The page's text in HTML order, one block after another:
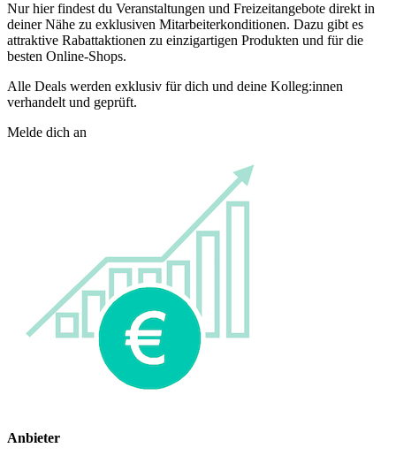
Nur hier findest du Veranstaltungen und Freizeitangebote direkt in
deiner Nähe zu exklusiven Mitarbeiterkonditionen. Dazu gibt es
attraktive Rabattaktionen zu einzigartigen Produkten und für die
besten Online-Shops.
Alle Deals werden exklusiv für dich und deine Kolleg:innen
verhandelt und geprüft.
Melde dich an
Anbieter